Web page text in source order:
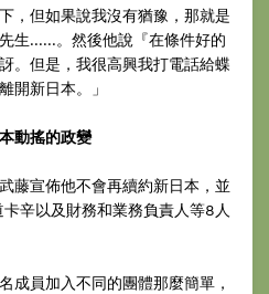
但如果說我沒有猶豫，那就是
生......。然後他說『在條件好的
。但是，我很高興我打電話給蝶
開新日本。」
動搖的政變
宣佈他不會再續約新日本，並
辛以及財務和業務負責人等8人
員加入不同的團體那麼簡單，